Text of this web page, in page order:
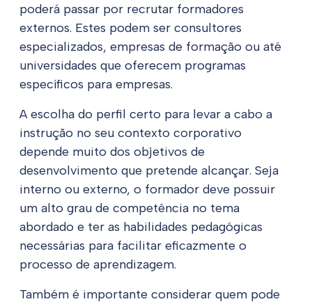
poderá passar por recrutar formadores
externos. Estes podem ser consultores
especializados, empresas de formação ou até
universidades que oferecem programas
específicos para empresas.
A escolha do perfil certo para levar a cabo a
instrução no seu contexto corporativo
depende muito dos objetivos de
desenvolvimento que pretende alcançar. Seja
interno ou externo, o formador deve possuir
um alto grau de competência no tema
abordado e ter as habilidades pedagógicas
necessárias para facilitar eficazmente o
processo de aprendizagem.
Também é importante considerar quem pode